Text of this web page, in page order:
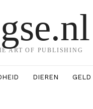
ART OF PUBLISHING
DIEREN GELD